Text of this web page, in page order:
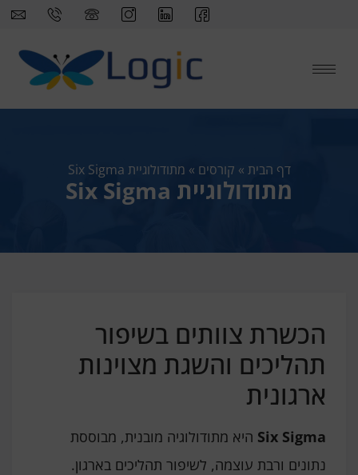
דף הבית » קורסים » מתודולוגיית Six Sigma
מתודולוגיית Six Sigma
הכשרת צוותים בשיפור
תהליכים והשגת מצוינות
ארגונית
Six Sigma היא מתודולוגיה מובנית, מבוססת
נתונים ורבת עוצמה, לשיפור תהליכים בארגון.